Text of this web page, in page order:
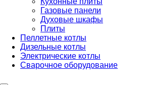
Газовые панели
Духовые шкафы
Плиты
Пеллетные котлы
Дизельные котлы
Электрические котлы
Сварочное оборудование